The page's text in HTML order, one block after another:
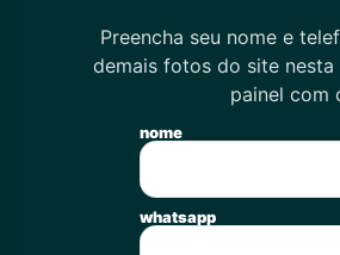
Preencha seu nome e
demais fotos do site
painel com
nome
whatsapp